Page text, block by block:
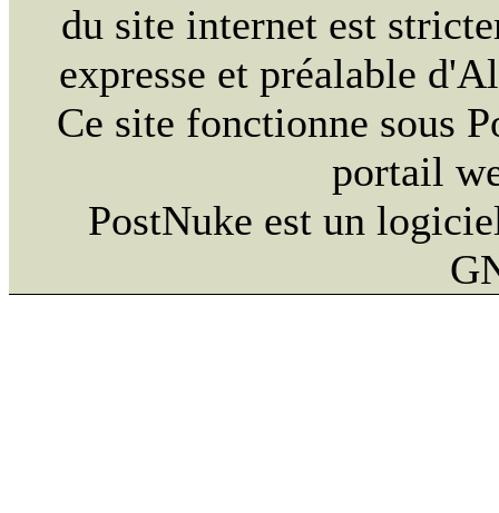
du site internet est
expresse et préalable
Ce site fonctionne sous
portail
PostNuke est un